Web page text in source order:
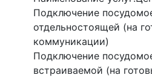
Подключение
отдельностоящей (на
коммуникации)
Подключение
встраиваемой (на